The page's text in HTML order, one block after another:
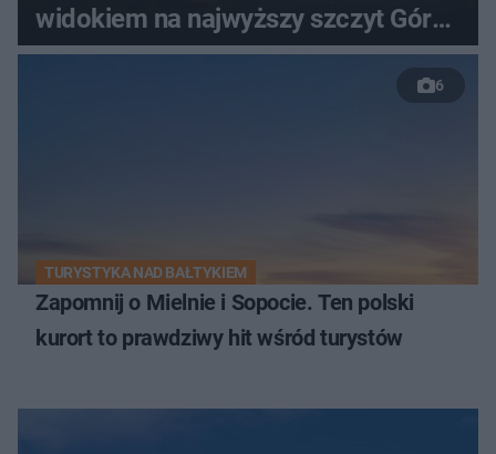
widokiem na najwyższy szczyt Gór
Świętokrzyskich
6
TURYSTYKA NAD BAŁTYKIEM
Zapomnij o Mielnie i Sopocie. Ten polski
kurort to prawdziwy hit wśród turystów